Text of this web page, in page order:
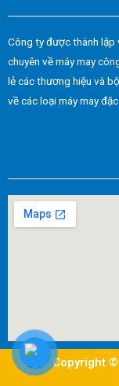
Công ty được thành lập
chuyên về máy may
lẻ các thương hiệu và
về các loại máy may
Copyright